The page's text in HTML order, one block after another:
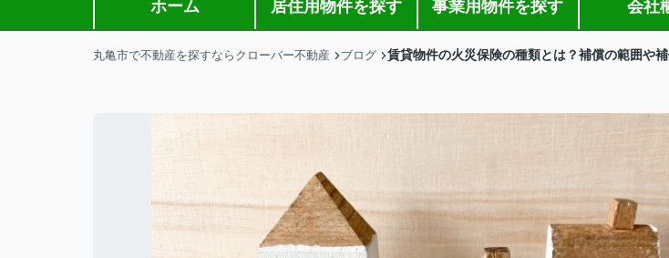
ホーム 居住用物件を探す 事業用物件を探す 会社
丸亀市で不動産を探すならクローバー不動産 ブログ 賃貸物件の火災保険の種類とは？補償の範囲や